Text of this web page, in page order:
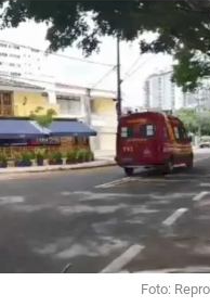
Foto: